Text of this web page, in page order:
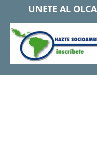
UNETE AL OLCA